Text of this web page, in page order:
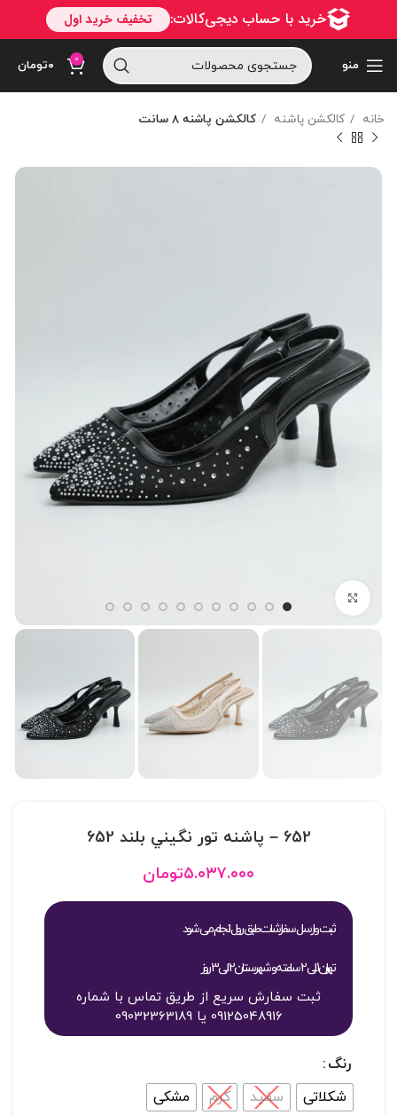
منو 0 ۰تومان
خانه کالکشن پاشنه کالکشن پاشنه 8 سانت
652 – پاشنه تور نگيني بلند 652
۵.۰۳۷.۰۰۰تومان
ثبت و ارسال سفارشات طبق روال انجام می شود
تهران 1 الی 2 ساعته و شهرستان 2 الی 3 روز
ثبت سفارش سریع از طریق تماس با شماره
09125048916 یا 09032363189
رنگ
شکلاتی
سفید کرم مشکی